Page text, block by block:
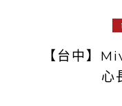
【台中】
心